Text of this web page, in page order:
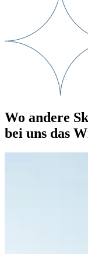
Wo andere
bei uns das